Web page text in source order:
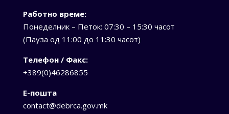
Работно време:
Понеделник – Петок: 07:30 – 15:30 часот
(Пауза од 11:00 до 11:30 часот)
Телефон / Факс:
+389(0)46286855
Е-пошта
contact@debrca.gov.mk